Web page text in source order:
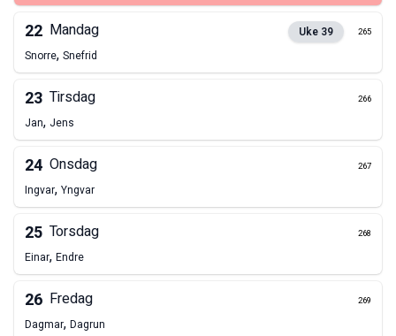
22 Mandag Uke 39 265
Snorre, Snefrid
23 Tirsdag 266
Jan, Jens
24 Onsdag 267
Ingvar, Yngvar
25 Torsdag 268
Einar, Endre
26 Fredag 269
Dagmar, Dagrun